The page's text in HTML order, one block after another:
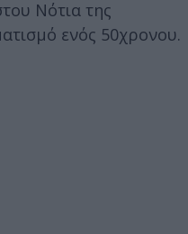
Νότια της
ενός 50χρονου.